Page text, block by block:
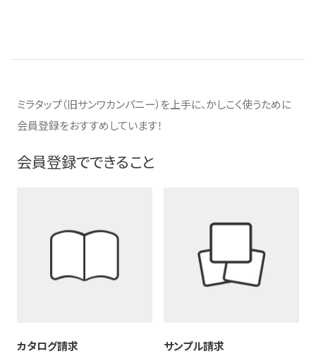
ミラタップ（旧サンワカンパニー）を上手に、かしこく使うために
会員登録をおすすめしています！
会員登録でできること
カタログ請求
サンプル請求